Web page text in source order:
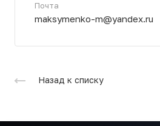
Почта
maksymenko-m@yandex.ru
Назад к списку